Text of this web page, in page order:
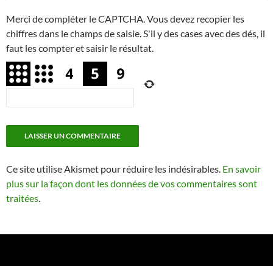
Merci de compléter le CAPTCHA. Vous devez recopier les
chiffres dans le champs de saisie. S'il y des cases avec des dés, il
faut les compter et saisir le résultat.
Ce site utilise Akismet pour réduire les indésirables. En savoir
plus sur la façon dont les données de vos commentaires sont
traitées